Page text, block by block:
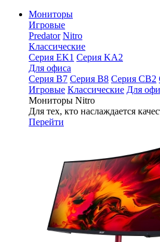
Мониторы
Игровые
Predator Nitro
Классические
Серия EK1 Серия KA2
Для офиса
Серия B7 Серия B8 Серия CB2
Игровые Классические Для
Мониторы Nitro
Для тех, кто наслаждается
Перейти